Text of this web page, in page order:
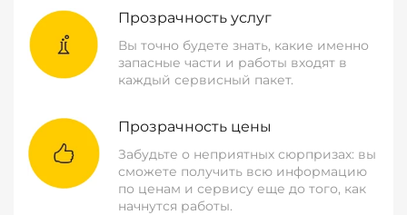
Прозрачность услуг
Вы точно будете знать, какие именно
запасные части и работы входят в
каждый сервисный пакет.
Прозрачность цены
Забудьте о неприятных сюрпризах: вы
сможете получить всю информацию
по ценам и сервису еще до того, как
начнутся работы.